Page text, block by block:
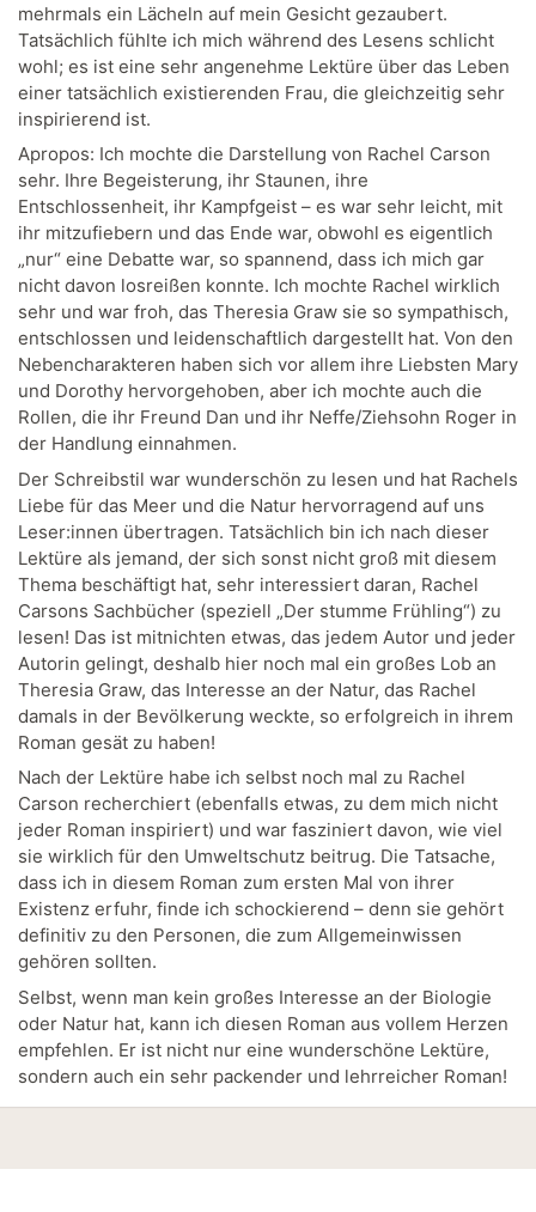
mehrmals ein Lächeln auf mein Gesicht gezaubert.
Tatsächlich fühlte ich mich während des Lesens schlicht
wohl; es ist eine sehr angenehme Lektüre über das Leben
einer tatsächlich existierenden Frau, die gleichzeitig sehr
inspirierend ist.
Apropos: Ich mochte die Darstellung von Rachel Carson
sehr. Ihre Begeisterung, ihr Staunen, ihre
Entschlossenheit, ihr Kampfgeist – es war sehr leicht, mit
ihr mitzufiebern und das Ende war, obwohl es eigentlich
„nur“ eine Debatte war, so spannend, dass ich mich gar
nicht davon losreißen konnte. Ich mochte Rachel wirklich
sehr und war froh, das Theresia Graw sie so sympathisch,
entschlossen und leidenschaftlich dargestellt hat. Von den
Nebencharakteren haben sich vor allem ihre Liebsten Mary
und Dorothy hervorgehoben, aber ich mochte auch die
Rollen, die ihr Freund Dan und ihr Neffe/Ziehsohn Roger in
der Handlung einnahmen.
Der Schreibstil war wunderschön zu lesen und hat Rachels
Liebe für das Meer und die Natur hervorragend auf uns
Leser:innen übertragen. Tatsächlich bin ich nach dieser
Lektüre als jemand, der sich sonst nicht groß mit diesem
Thema beschäftigt hat, sehr interessiert daran, Rachel
Carsons Sachbücher (speziell „Der stumme Frühling“) zu
lesen! Das ist mitnichten etwas, das jedem Autor und jeder
Autorin gelingt, deshalb hier noch mal ein großes Lob an
Theresia Graw, das Interesse an der Natur, das Rachel
damals in der Bevölkerung weckte, so erfolgreich in ihrem
Roman gesät zu haben!
Nach der Lektüre habe ich selbst noch mal zu Rachel
Carson recherchiert (ebenfalls etwas, zu dem mich nicht
jeder Roman inspiriert) und war fasziniert davon, wie viel
sie wirklich für den Umweltschutz beitrug. Die Tatsache,
dass ich in diesem Roman zum ersten Mal von ihrer
Existenz erfuhr, finde ich schockierend – denn sie gehört
definitiv zu den Personen, die zum Allgemeinwissen
gehören sollten.
Selbst, wenn man kein großes Interesse an der Biologie
oder Natur hat, kann ich diesen Roman aus vollem Herzen
empfehlen. Er ist nicht nur eine wunderschöne Lektüre,
sondern auch ein sehr packender und lehrreicher Roman!